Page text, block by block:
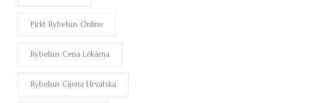
Pirkt Rybelsus Online
Rybelsus Cena Lékárna
Rybelsus Cijena Hrvatska